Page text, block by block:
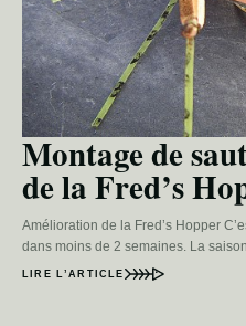
Montage de
de la Fred’s
Amélioration de la Fred’s Hopper
dans moins de 2 semaines. La
LIRE L’ARTICLE